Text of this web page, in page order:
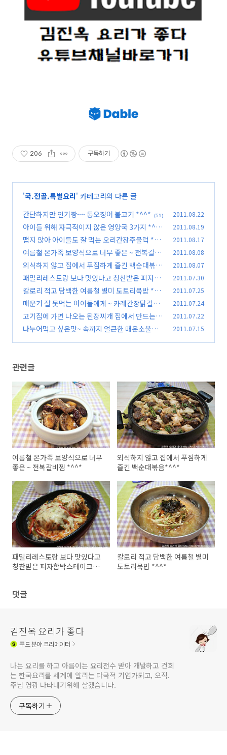
206 구독하기
'국.전골.특별요리' 카테고리의 다른 글
간단하지만 인기짱~~ 통오징어 불고기 *^^*
(51) 2011.08.22
아이들 위해 자극적이지 않은 영양국 3가지 *^^*
(53)
2011.08.19
맵지 않아 아이들도 잘 먹는 오리간장주물럭 *^^
*
(28)
2011.08.17
여름철 온가족 보양식으로 너무 좋은 ~ 전복갈비
찜 *^^*
(40)
2011.08.08
외식하지 않고 집에서 푸짐하게 즐긴 백순대볶음
*^^* (30)
2011.08.07
패밀리레스토랑 보다 맛있다고 칭찬받은 피자함
박스테이크 *^^* (48)
2011.07.30
칼로리 적고 담백한 여름철 별미 도토리묵밥 *^^
*
(81)
2011.07.25
매운거 잘 못먹는 아이들에게 ~ 카레간장닭갈비
*^^* (53)
2011.07.24
고기집에 가면 나오는 된장찌개 집에서 만드는 법
*^^* (92)
2011.07.22
나누어먹고 싶은맛~ 속까지 얼큰한 매운소불고
2011.07.15
관련글
여름철 온가족 보양식으로 너무
좋은 ~ 전복갈비찜 *^^*
외식하지 않고 집에서 푸짐하게
즐긴 백순대볶음*^^*
패밀리레스토랑 보다 맛있다고
칭찬받은 피자함박스테이크
칼로리 적고 담백한 여름철 별미
도토리묵밥 *^^*
댓글
김진옥 요리가 좋다
푸드분야 크리에이터
나는 요리를 하고 아름이는 요리전수 받아 개발하고 건희
는 한국요리를 세계에 알리는 다국적 기업가되고, 오직.
주님 영광 나타내기위해 살겠습니다.
구독하기